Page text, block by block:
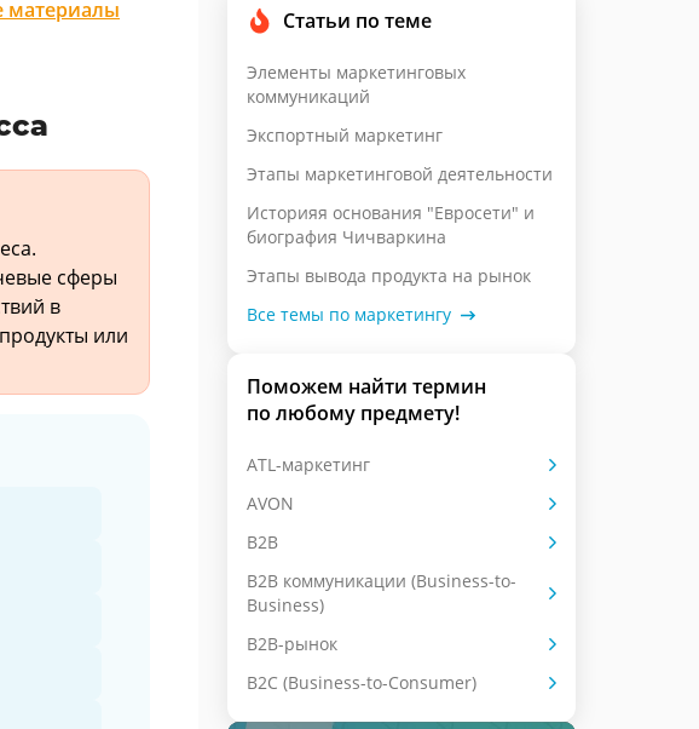
материалы
сферы
в
или
Статьи по теме
Элементы маркетинговых
коммуникаций
Экспортный маркетинг
Этапы маркетинговой деятельности
Историяя основания "Евросети" и
биография Чичваркина
Этапы вывода продукта на рынок
Все темы по маркетингу
Поможем найти термин
по любому предмету!
ATL-маркетинг
AVON
B2B
B2B коммуникации (Business-to-
Business)
B2B-рынок
B2C (Business-to-Consumer)